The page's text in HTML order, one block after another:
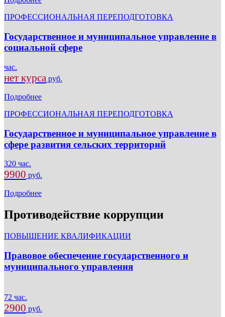
ПРОФЕССИОНАЛЬНАЯ ПЕРЕПОДГОТОВКА
Государственное и муниципальное управление в
социальной сфере
час.
нет курса руб.
Подробнее
ПРОФЕССИОНАЛЬНАЯ ПЕРЕПОДГОТОВКА
Государственное и муниципальное управление в
сфере развития сельских территорий
320 час.
9900 руб.
Подробнее
Противодействие коррупции
ПОВЫШЕНИЕ КВАЛИФИКАЦИИ
Правовое обеспечение государственного и
муниципального управления
72 час.
2900 руб.